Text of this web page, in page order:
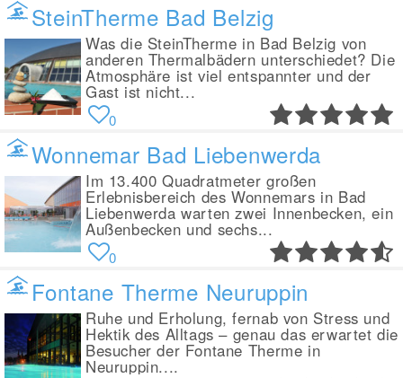
SteinTherme Bad Belzig
Was die SteinTherme in Bad Belzig von
anderen Thermalbädern unterschiedet? Die
Atmosphäre ist viel entspannter und der
Gast ist nicht...
0
Wonnemar Bad Liebenwerda
Im 13.400 Quadratmeter großen
Erlebnisbereich des Wonnemars in Bad
Liebenwerda warten zwei Innenbecken, ein
Außenbecken und sechs...
0
Fontane Therme Neuruppin
Ruhe und Erholung, fernab von Stress und
Hektik des Alltags – genau das erwartet die
Besucher der Fontane Therme in
Neuruppin....